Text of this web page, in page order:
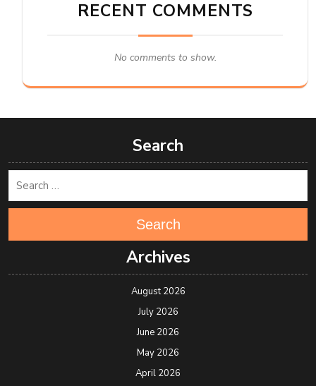
RECENT COMMENTS
No comments to show.
Search
Search
Archives
August 2026
July 2026
June 2026
May 2026
April 2026